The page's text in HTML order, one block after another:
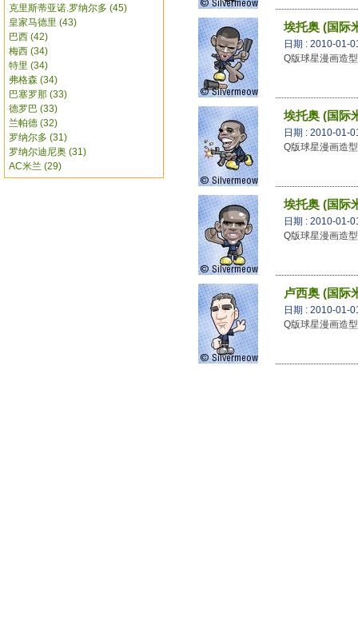
克里斯蒂亚诺.罗纳尔多 (45)
皇家马德里 (43)
巴西 (42)
梅西 (34)
特里 (34)
弗格森 (34)
巴塞罗那 (33)
德罗巴 (33)
兰帕德 (32)
罗纳尔多 (31)
罗纳尔迪尼奥 (31)
AC米兰 (29)
埃托奥 (国际
日期 : 2010-01-
Q版球星漫画造
埃托奥 (国际
日期 : 2010-01-
Q版球星漫画造
埃托奥 (国际
日期 : 2010-01-
Q版球星漫画造
卢西奥 (国际
日期 : 2010-01-
Q版球星漫画造